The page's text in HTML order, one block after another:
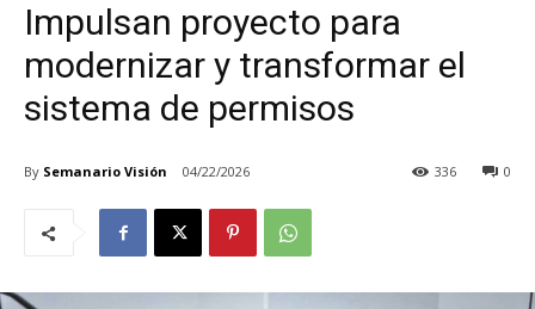
Impulsan proyecto para
modernizar y transformar el
sistema de permisos
By Semanario Visión 04/22/2026 0
336